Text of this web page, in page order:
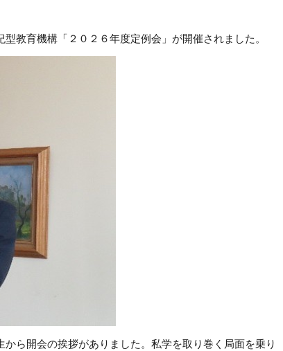
教育機構「２０２６年度定例会」が開催されました。
ら開会の挨拶がありました。私学を取り巻く局面を乗り